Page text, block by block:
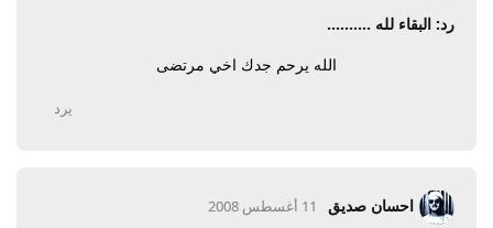
رد: البقاء لله ..........
الله يرحم جدك اخي مرتضى
يرد
احسان صديق 11 أغسطس 2008